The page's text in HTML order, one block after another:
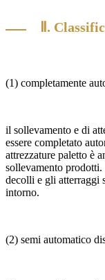
Ⅱ.
(1) completamente
il sollevamento e di
essere completato
attrezzature paletto è
sollevamento
decolli e gli atterraggi
intorno.
(2) semi automatico